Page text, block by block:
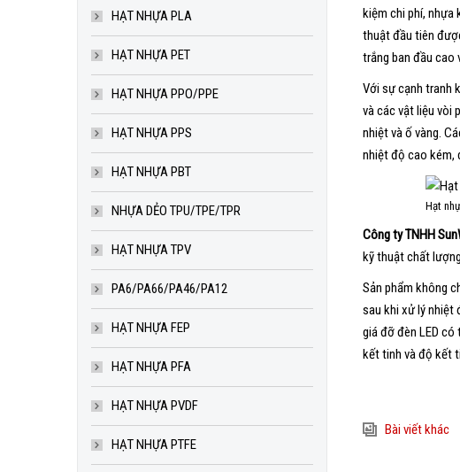
kiệm chi phí, nhựa
thuật đầu tiên
trắng ban đầu cao
Với sự cạnh tranh
và các vật liệu vòi
nhiệt và ố vàng.
nhiệt độ cao kém,
Hạt
Công ty TNHH
kỹ thuật chất
Sản phẩm không
sau khi xử lý nhiệt
giá đỡ đèn LED
kết tinh và độ kết
Bài viết khác
HẠT NHỰA PLA
HẠT NHỰA PET
HẠT NHỰA PPO/PPE
HẠT NHỰA PPS
HẠT NHỰA PBT
NHỰA DẺO TPU/TPE/TPR
HẠT NHỰA TPV
PA6/PA66/PA46/PA12
HẠT NHỰA FEP
HẠT NHỰA PFA
HẠT NHỰA PVDF
HẠT NHỰA PTFE